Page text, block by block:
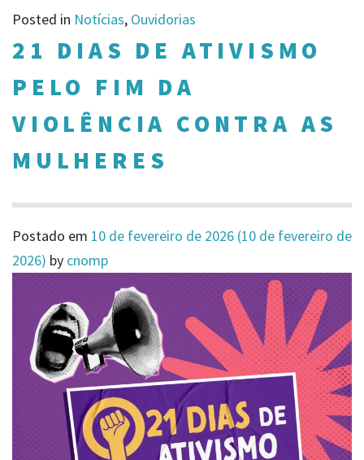
Posted in Notícias, Ouvidorias
21 DIAS DE ATIVISMO
PELO FIM DA
VIOLÊNCIA CONTRA AS
MULHERES
Postado em 10 de fevereiro de 2026 (10 de fevereiro de
2026) by cnomp